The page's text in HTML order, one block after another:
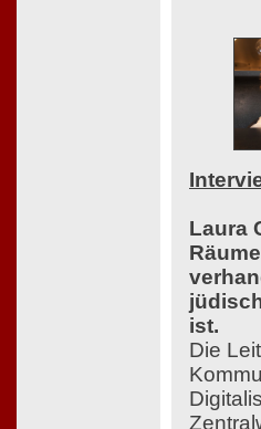
Laura
ist.
Die